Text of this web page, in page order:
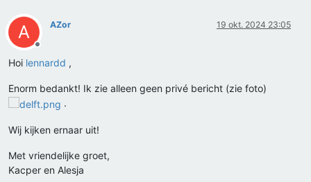
A
Offline
AZor 19 okt. 2024 23:05
Hoi lennardd ,
Enorm bedankt! Ik zie alleen geen privé bericht (zie foto)
.
Wij kijken ernaar uit!
Met vriendelijke groet,
Kacper en Alesja